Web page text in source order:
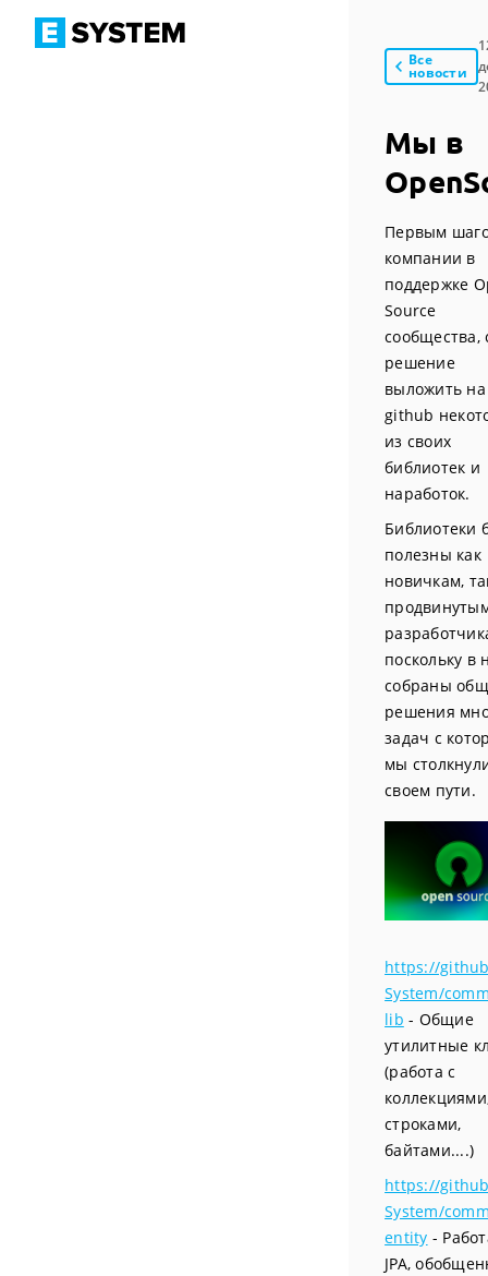
Все
новости
Мы в
Первым
компании в
поддержке
Source
сообщества,
решение
выложить на
github
из своих
библиотек и
наработок.
Библиотеки
полезны как
новичкам,
поскольку в
собраны
решения
задач с
мы
своем пути.
https://
System/
lib - Общие
утилитные
(работа с
строками,
байтами....)
https://
System/
entity -
JPA,